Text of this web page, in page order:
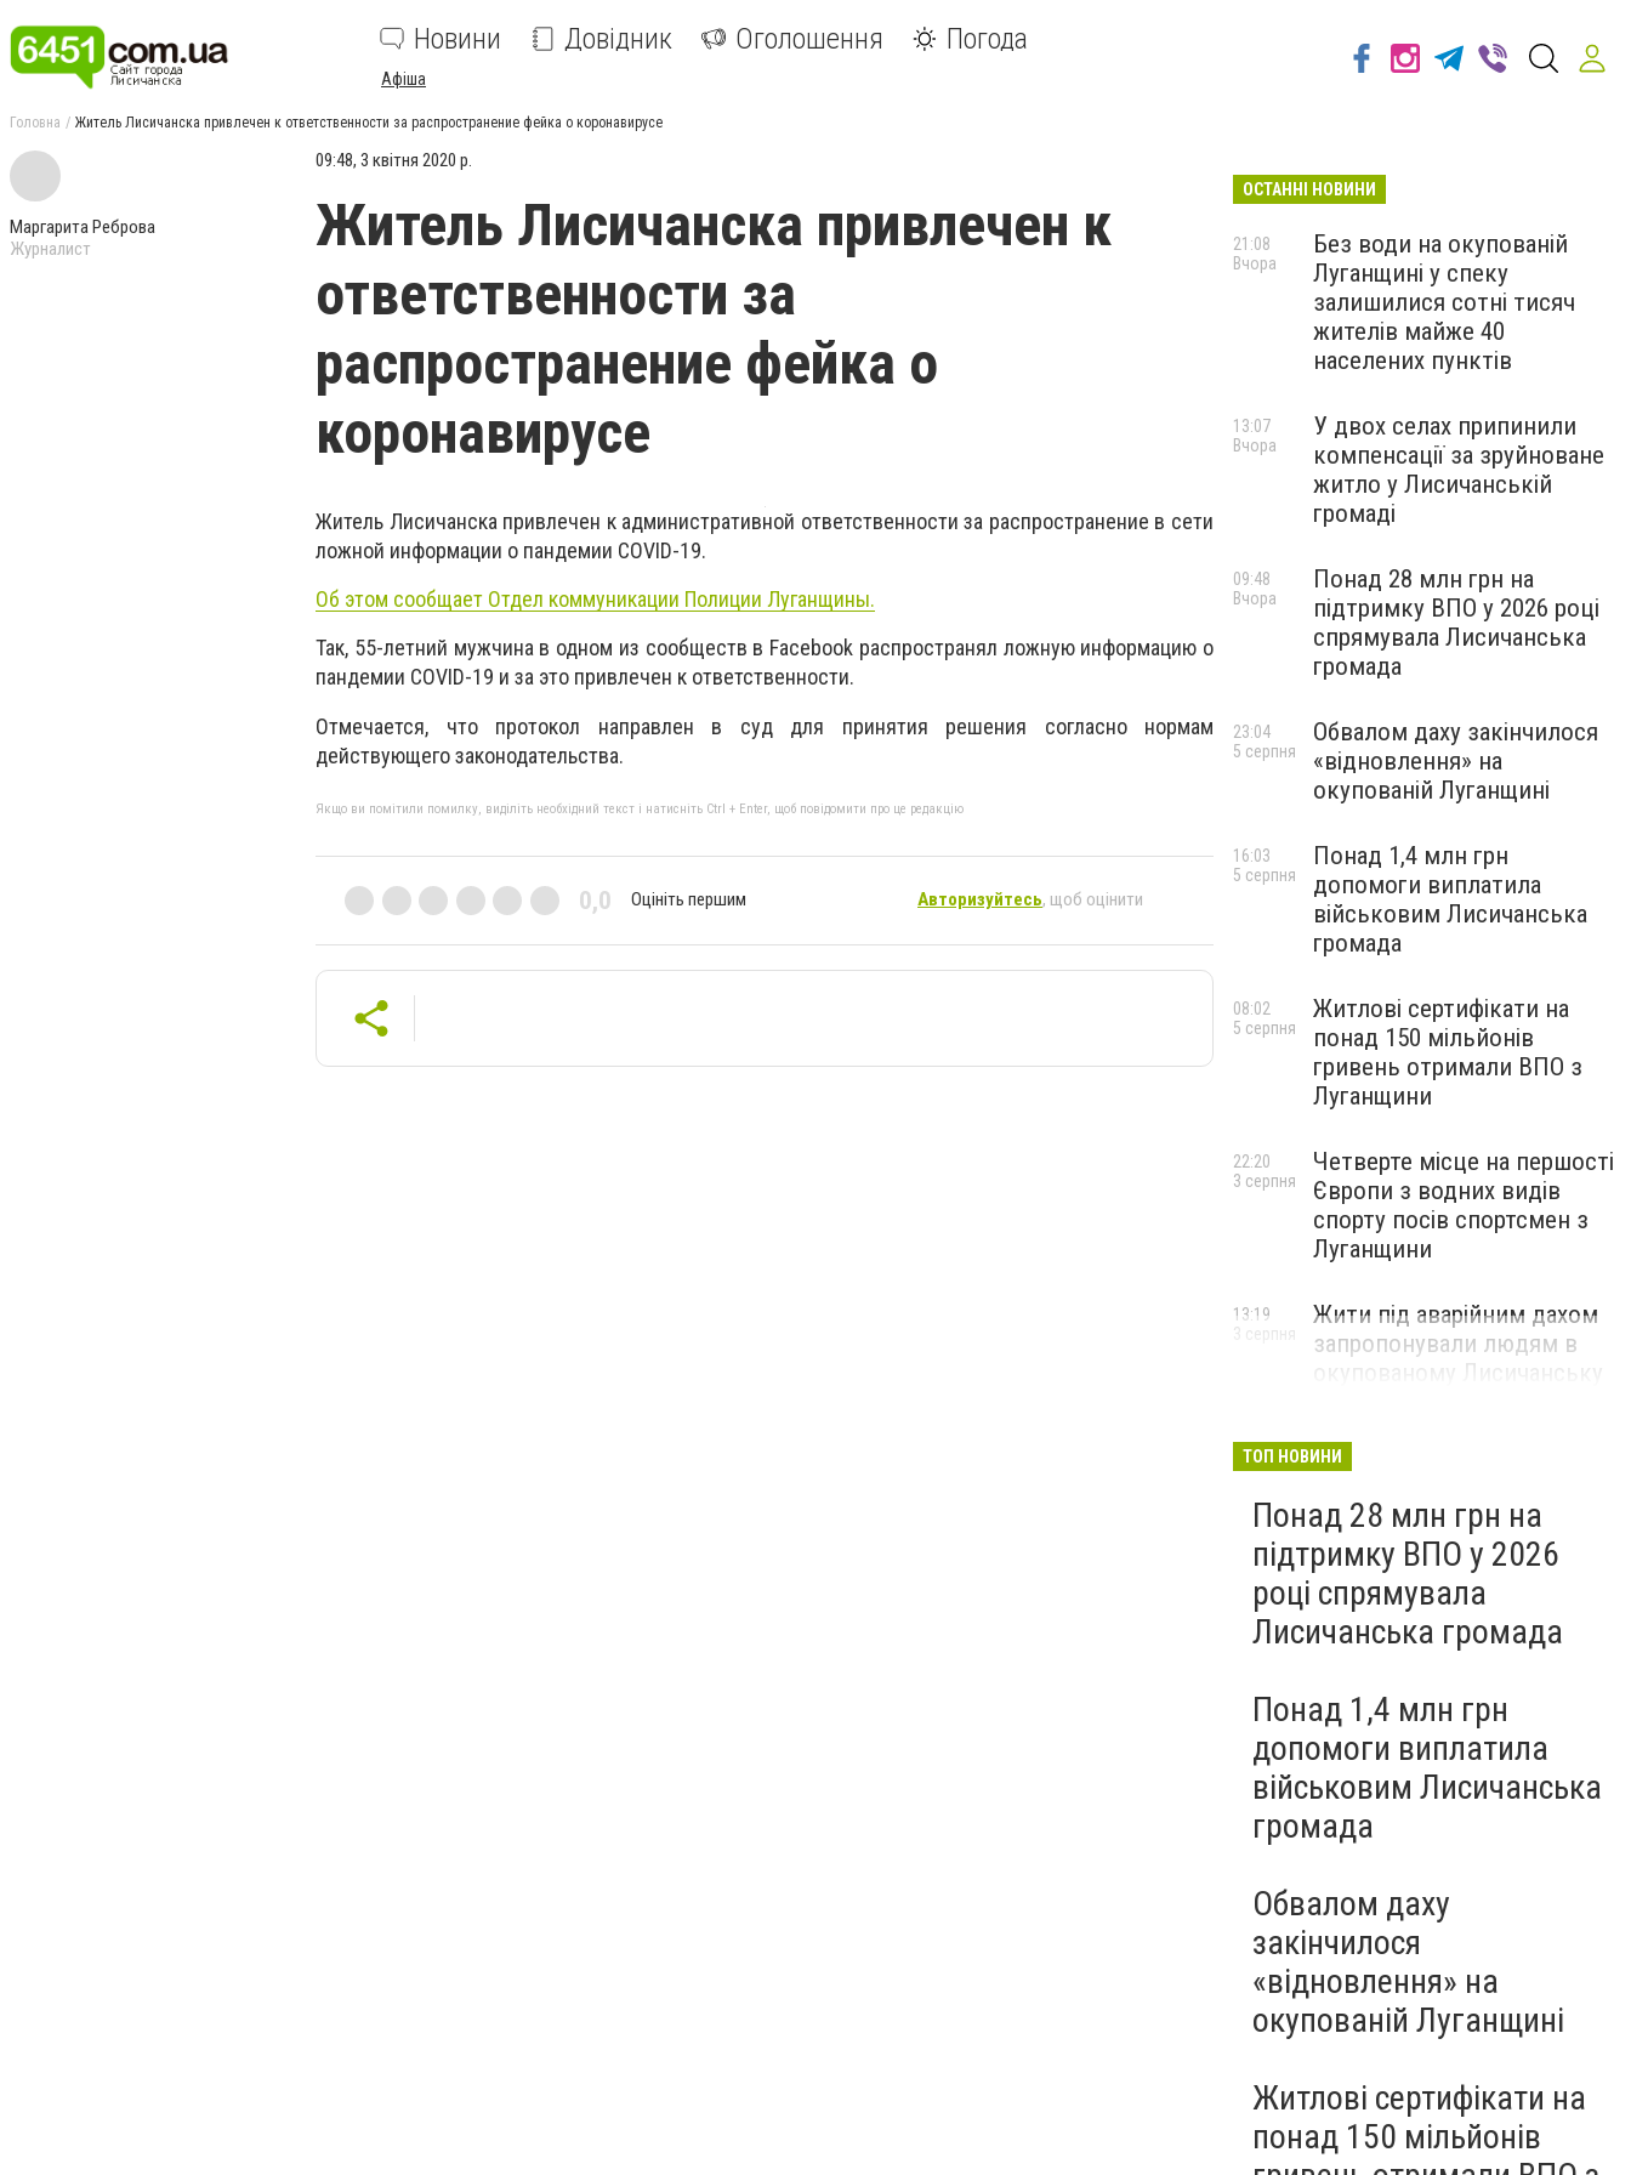
Новини Довідник Оголошення Погода
Афіша
Головна Житель Лисичанска привлечен к ответственности за распространение фейка о коронавирусе
Маргарита Реброва
Журналист
09:48, 3 квітня 2020 р.
Житель Лисичанска привлечен к
ответственности за
распространение фейка о
коронавирусе
Житель Лисичанска привлечен к административной ответственности за распространение в сети
ложной информации о пандемии COVID-19.
Об этом сообщает Отдел коммуникации Полиции Луганщины.
Так, 55-летний мужчина в одном из сообществ в Facebook распространял ложную информацию о
пандемии COVID-19 и за это привлечен к ответственности.
Отмечается, что протокол направлен в суд для принятия решения согласно нормам
действующего законодательства.
Якщо ви помітили помилку, виділіть необхідний текст і натисніть Ctrl + Enter, щоб повідомити про це редакцію
0,0 Оцініть першим Авторизуйтесь, щоб оцінити
ОСТАННІ НОВИНИ
Без води на окупованій
Луганщині у спеку
залишилися сотні тисяч
жителів майже 40
населених пунктів
21:08
Вчора
У двох селах припинили
компенсації за зруйноване
житло у Лисичанській
громаді
13:07
Вчора
Понад 28 млн грн на
підтримку ВПО у 2026 році
спрямувала Лисичанська
громада
09:48
Вчора
Обвалом даху закінчилося
«відновлення» на
окупованій Луганщині
23:04
5 серпня
Понад 1,4 млн грн
допомоги виплатила
військовим Лисичанська
громада
16:03
5 серпня
Житлові сертифікати на
понад 150 мільйонів
гривень отримали ВПО з
Луганщини
08:02
5 серпня
Четверте місце на першості
Європи з водних видів
спорту посів спортсмен з
Луганщини
22:20
3 серпня
Жити під аварійним дахом
запропонували людям в
окупованому Лисичанську
13:19
3 серпня
ТОП НОВИНИ
Понад 28 млн грн на
підтримку ВПО у 2026
році спрямувала
Лисичанська громада
Понад 1,4 млн грн
допомоги виплатила
військовим Лисичанська
громада
Обвалом даху
закінчилося
«відновлення» на
окупованій Луганщині
Житлові сертифікати на
понад 150 мільйонів